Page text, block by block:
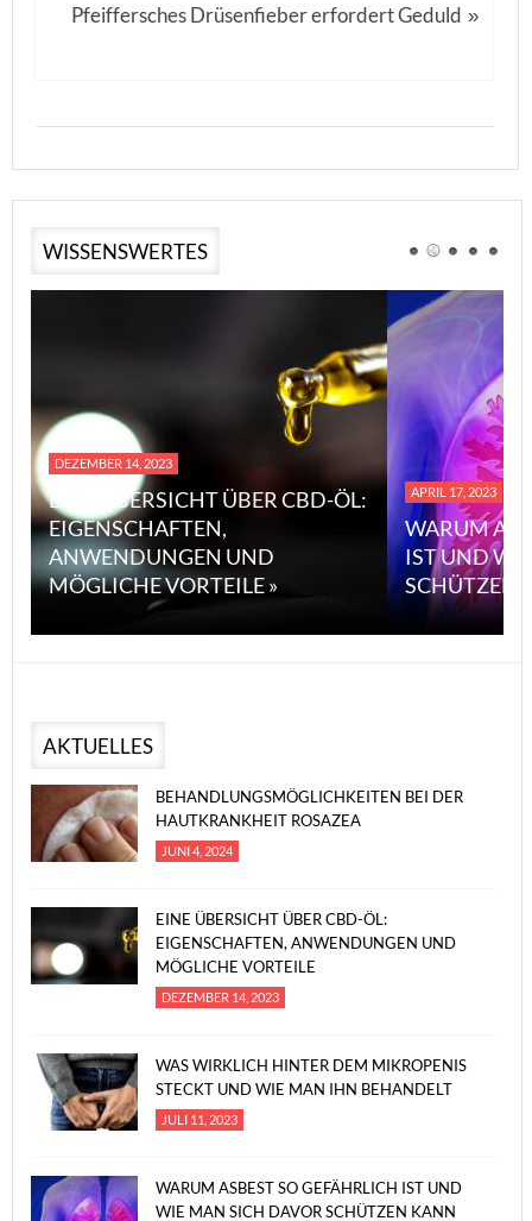
Pfeiffersches Drüsenfieber erfordert Geduld »
WISSENSWERTES
DEZEMBER 14, 2023
EINE ÜBERSICHT ÜBER CBD-ÖL:
EIGENSCHAFTEN,
ANWENDUNGEN UND
MÖGLICHE VORTEILE »
APRIL 17, 2023
WARUM
IST UND
SCHÜTZEN
AKTUELLES
BEHANDLUNGSMÖGLICHKEITEN BEI DER
HAUTKRANKHEIT ROSAZEA
JUNI 4, 2024
EINE ÜBERSICHT ÜBER CBD-ÖL:
EIGENSCHAFTEN, ANWENDUNGEN UND
MÖGLICHE VORTEILE
DEZEMBER 14, 2023
WAS WIRKLICH HINTER DEM MIKROPENIS
STECKT UND WIE MAN IHN BEHANDELT
JULI 11, 2023
WARUM ASBEST SO GEFÄHRLICH IST UND
WIE MAN SICH DAVOR SCHÜTZEN KANN